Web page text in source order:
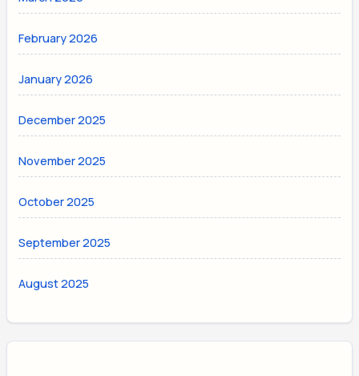
February 2026
January 2026
December 2025
November 2025
October 2025
September 2025
August 2025